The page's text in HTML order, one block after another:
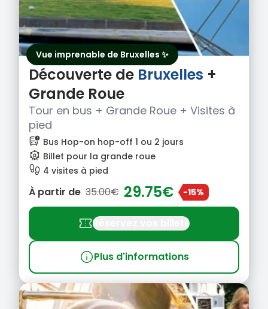
Vue imprenable de Bruxelles ✨
Découverte de Bruxelles +
Grande Roue
Tour en bus + Grande Roue + Visites à
pied
bus_alert Bus Hop-on hop-off 1 ou 2 jours
attractions Billet pour la grande roue
footprint 4 visites à pied
À partir de 35.00€ 29.75€ -15%
confirmation_numberRéservez vos billets
infoPlus d'informations